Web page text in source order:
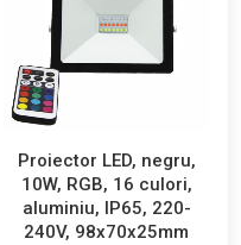
Proiector LED, negru,
10W, RGB, 16 culori,
aluminiu, IP65, 220-
240V, 98x70x25mm